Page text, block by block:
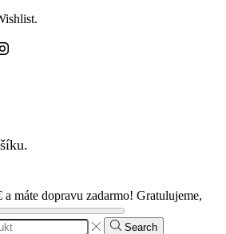
a máte dopravu zadarmo! Gratulujeme,
Search